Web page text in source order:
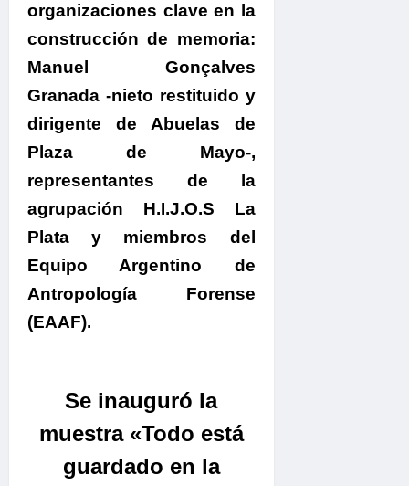
organizaciones clave en la
construcción de memoria:
Manuel Gonçalves
Granada -nieto restituido y
dirigente de Abuelas de
Plaza de Mayo-,
representantes de la
agrupación H.I.J.O.S La
Plata y miembros del
Equipo Argentino de
Antropología Forense
(EAAF).
Se inauguró la
muestra «Todo está
guardado en la